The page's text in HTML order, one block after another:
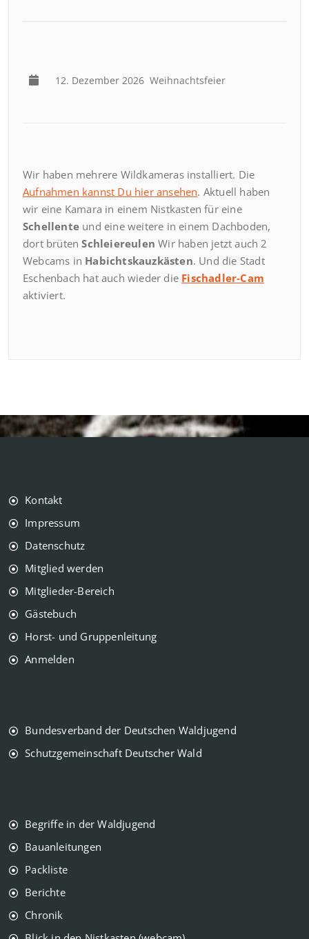
12. Dezember 2026 Weihnachtsfeier
Wir haben mehrere Wildkameras installiert. Die
Aufnahmen kannst Du hier ansehen. Aktuell haben
wir eine Kamara in einem Nistkasten für eine
Schellente und eine weitere in einem Dachboden,
dort brütenSchleiereulen Wir haben jetzt auch 2
Webcams in Habichtskauzkästen. Und die Stadt
Eschenbach hat auch wieder die Fischadler-Cam
aktiviert.
Kontakt
Impressum
Datenschutz
Mitglied werden
Mitglieder-Bereich
Gästebuch
Horst- und Gruppenleitung
Anmelden
Bundesverband der Deutschen Waldjugend
Schutzgemeinschaft Deutscher Wald
Begriffe in der Waldjugend
Bauanleitungen
Packliste
Berichte
Chronik